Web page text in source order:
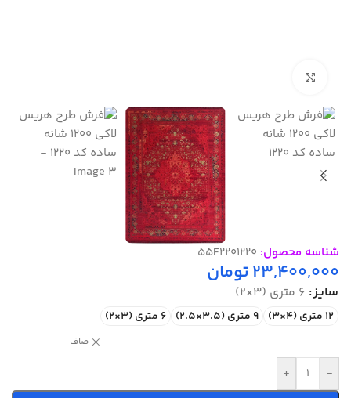
شناسه محصول: 55F2201220
23,400,000تومان
سایز 6 متری (3×2)
12 متری (4×3) 9 متری (3.5×2.5) 6 متری (3×2)
صاف
-
+